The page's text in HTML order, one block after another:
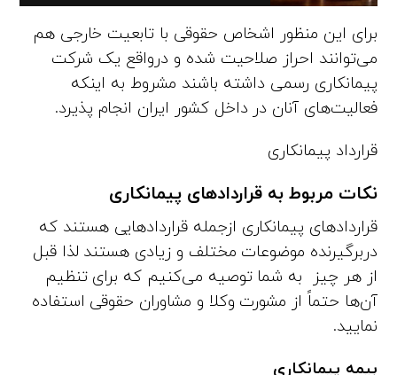
برای این منظور اشخاص حقوقی با تابعیت خارجی هم
می‌توانند احراز صلاحیت شده و درواقع یک شرکت
پیمانکاری رسمی داشته باشند مشروط به اینکه
فعالیت‌های آنان در داخل کشور ایران انجام پذیرد.
قرارداد پیمانکاری
نکات مربوط به قراردادهای پیمانکاری
قراردادهای پیمانکاری ازجمله قراردادهایی هستند که
دربرگیرنده موضوعات مختلف و زیادی هستند لذا قبل
از هر چیز به شما توصیه می‌کنیم که برای تنظیم
آن‌ها حتماً از مشورت وکلا و مشاوران حقوقی استفاده
نمایید.
بیمه پیمانکاری